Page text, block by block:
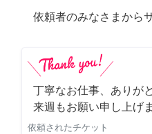
依頼者のみなさまから
丁寧なお仕事、ありが
来週もお願い申し上げま
依頼されたチケット